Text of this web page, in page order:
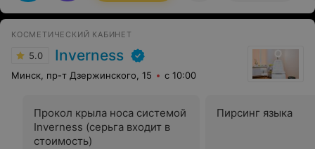
КОСМЕТИЧЕСКИЙ КАБИНЕТ
5.0 Inverness
Минск, пр-т Дзержинского, 15 с 10:00
Прокол крыла носа системой
Inverness (серьга входит в
стоимость)
Пирсинг языка